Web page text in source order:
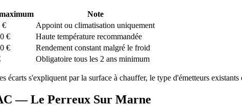
Note
€
Appoint ou climatisation uniquement
€
Haute température recommandée
€
Rendement constant malgré le froid
Obligatoire tous les 2 ans minimum
écarts s'expliquent par la surface à chauffer, le type d'émetteurs
—Le Perreux Sur Marne